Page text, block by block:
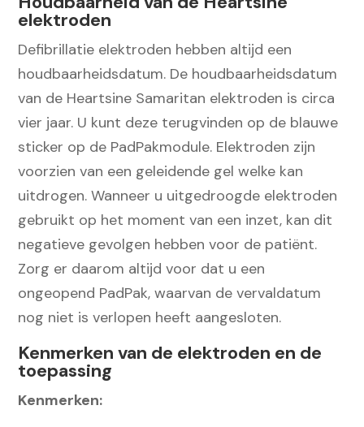
elektroden
Defibrillatie elektroden hebben altijd een
houdbaarheidsdatum. De houdbaarheidsdatum
van de Heartsine Samaritan elektroden is circa
vier jaar. U kunt deze terugvinden op de blauwe
sticker op de PadPakmodule. Elektroden zijn
voorzien van een geleidende gel welke kan
uitdrogen. Wanneer u uitgedroogde elektroden
gebruikt op het moment van een inzet, kan dit
negatieve gevolgen hebben voor de patiënt.
Zorg er daarom altijd voor dat u een
ongeopend PadPak, waarvan de vervaldatum
nog niet is verlopen heeft aangesloten.
Kenmerken van de elektroden en de
toepassing
Kenmerken: